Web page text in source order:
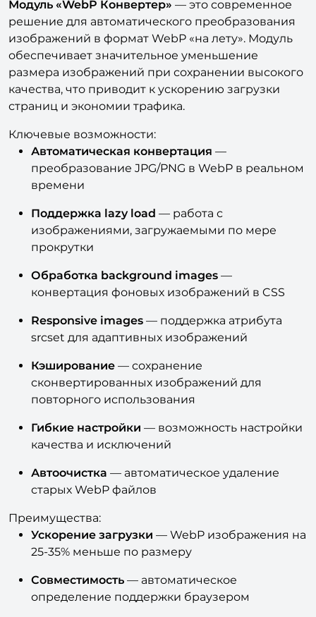
Модуль «WebP Конвертер» — это современное
решение для автоматического преобразования
изображений в формат WebP «на лету». Модуль
обеспечивает значительное уменьшение
размера изображений при сохранении высокого
качества, что приводит к ускорению загрузки
страниц и экономии трафика.
Ключевые возможности:
Автоматическая конвертация —
преобразование JPG/PNG в WebP в реальном
времени
Поддержка lazy load — работа с
изображениями, загружаемыми по мере
прокрутки
Обработка background images —
конвертация фоновых изображений в CSS
Responsive images — поддержка атрибута
srcset для адаптивных изображений
Кэширование — сохранение
сконвертированных изображений для
повторного использования
Гибкие настройки — возможность настройки
качества и исключений
Автоочистка — автоматическое удаление
старых WebP файлов
Преимущества:
Ускорение загрузки — WebP изображения на
25-35% меньше по размеру
Совместимость — автоматическое
определение поддержки браузером